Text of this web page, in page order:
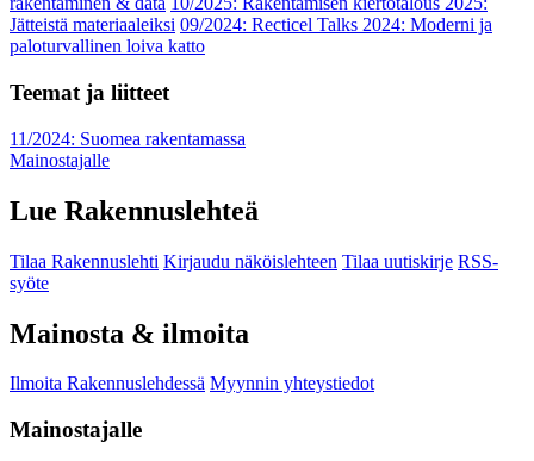
Jätteistä materiaaleiksi 09/2024: Recticel Talks 2024: Moderni ja
paloturvallinen loiva katto
Teemat ja liitteet
11/2024: Suomea rakentamassa
Mainostajalle
Lue Rakennuslehteä
Tilaa Rakennuslehti Kirjaudu näköislehteen Tilaa uutiskirje RSS-
syöte
Mainosta & ilmoita
Ilmoita Rakennuslehdessä Myynnin yhteystiedot
Mainostajalle